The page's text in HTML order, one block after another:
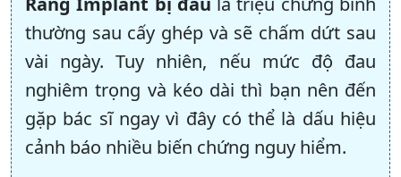
thường sau cấy ghép và sẽ chấm dứt sau
vài ngày. Tuy nhiên, nếu mức độ đau
nghiêm trọng và kéo dài thì bạn nên đến
gặp bác sĩ ngay vì đây có thể là dấu hiệu
cảnh báo nhiều biến chứng nguy hiểm.